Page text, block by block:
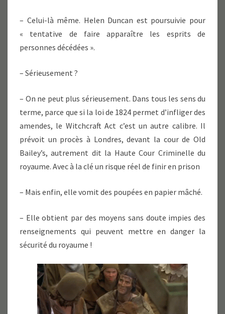
– Celui-là même. Helen Duncan est poursuivie pour
« tentative de faire apparaître les esprits de
personnes décédées ».
– Sérieusement ?
– On ne peut plus sérieusement. Dans tous les sens du
terme, parce que si la loi de 1824 permet d’infliger des
amendes, le Witchcraft Act c’est un autre calibre. Il
prévoit un procès à Londres, devant la cour de Old
Bailey’s, autrement dit la Haute Cour Criminelle du
royaume. Avec à la clé un risque réel de finir en prison
– Mais enfin, elle vomit des poupées en papier mâché.
– Elle obtient par des moyens sans doute impies des
renseignements qui peuvent mettre en danger la
sécurité du royaume !